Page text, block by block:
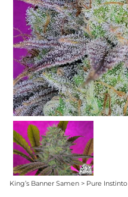
King’s Banner Samen > Pure Instinto